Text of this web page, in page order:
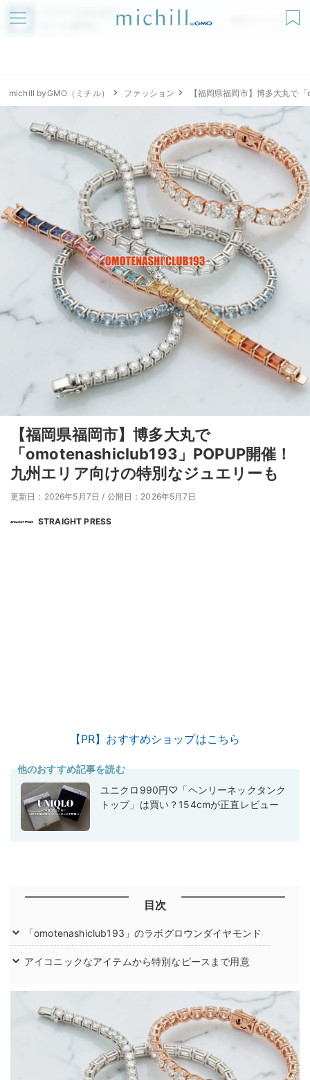
アプリでmichillが
無料ダウンロード
michill byGMO（ミチル） ファッション 【福岡県福岡市】博多大丸で
【福岡県福岡市】博多大丸で
「omotenashiclub193」POPUP開催！
九州エリア向けの特別なジュエリーも
更新日：2026年5月7日 / 公開日：2026年5月7日
STRAIGHT PRESS
【PR】おすすめショップはこちら
他のおすすめ記事を読む
ユニクロ990円♡「ヘンリーネックタンク
トップ」は買い？154cmが正直レビュー
目次
「omotenashiclub193」のラボグロウンダイヤモンド
アイコニックなアイテムから特別なピースまで用意